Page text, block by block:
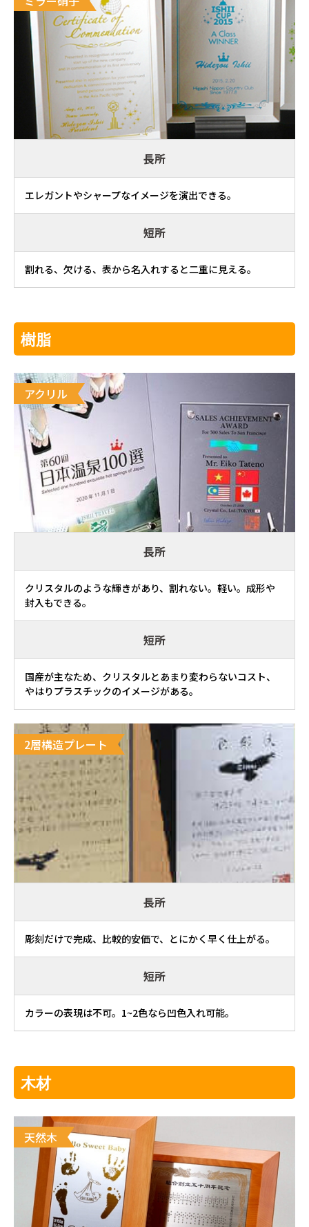
長所
エレガントやシャープなイメージを演出できる。
短所
割れる、欠ける、表から名入れすると二重に見える。
樹脂
アクリル
長所
クリスタルのような輝きがあり、割れない。軽い。成形や
封入もできる。
短所
国産が主なため、クリスタルとあまり変わらないコスト、
やはりプラスチックのイメージがある。
2層構造プレート
長所
彫刻だけで完成、比較的安価で、とにかく早く仕上がる。
短所
カラーの表現は不可。1~2色なら凹色入れ可能。
木材
天然木